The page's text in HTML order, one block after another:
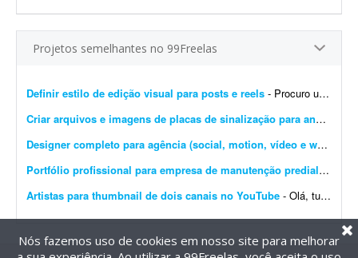
Projetos semelhantes no 99Freelas
Definir estilo de edição visual para posts e reels - Procuro um designer criativo para definir um estilo de edição para meus posts e Reels. Já tenho uma ideia das cores e da tipografia que quero utilizar e preciso de algué...
Criar arquivos e imagens de placas de sinalização para anúncios
Designer completo para agência (social, motion, vídeo e web)
Portfólio profissional para empresa de manutenção predial
-
Artistas para thumbnail de dois canais no YouTube - Olá, tudo bem? Adoraria ver o trabalho de algum artista que faça boas thumbnails, por favor mande exemplos, eu adoraria ver!! Gosto muito de thumbnails desenhadas e um dos canais &e...
Nós fazemos uso de cookies em nosso site para melhorar